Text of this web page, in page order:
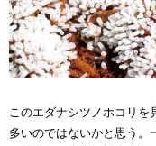
このエダナシツノホコリを
多いのではないかと思う。